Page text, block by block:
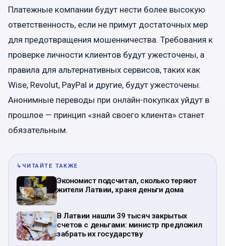
Платежные компании будут нести более высокую
ответственность, если не примут достаточных мер
для предотвращения мошенничества. Требования к
проверке личности клиентов будут ужесточены, а
правила для альтернативных сервисов, таких как
Wise, Revolut, PayPal и другие, будут ужесточены.
Анонимные переводы при онлайн-покупках уйдут в
прошлое — принцип «знай своего клиента» станет
обязательным.
↳ ЧИТАЙТЕ ТАКЖЕ
Экономист подсчитал, сколько теряют
жители Латвии, храня деньги дома
В Латвии нашли 39 тысяч закрытых
счетов с деньгами: министр предложил
забрать их государству